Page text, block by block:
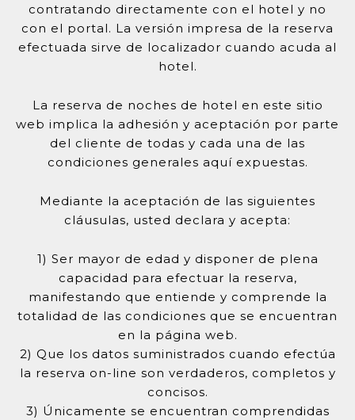
contratando directamente con el hotel y no
con el portal. La versión impresa de la reserva
efectuada sirve de localizador cuando acuda al
hotel.
La reserva de noches de hotel en este sitio
web implica la adhesión y aceptación por parte
del cliente de todas y cada una de las
condiciones generales aquí expuestas.
Mediante la aceptación de las siguientes
cláusulas, usted declara y acepta:
1) Ser mayor de edad y disponer de plena
capacidad para efectuar la reserva,
manifestando que entiende y comprende la
totalidad de las condiciones que se encuentran
en la página web.
2) Que los datos suministrados cuando efectúa
la reserva on-line son verdaderos, completos y
concisos.
3) Únicamente se encuentran comprendidas